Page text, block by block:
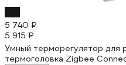
5 740 ₽
5 915 ₽
Умный терморегулятор для
термоголовка Zigbee